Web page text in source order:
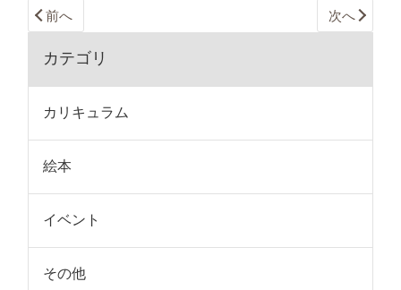
前へ 次へ
カテゴリ
カリキュラム
絵本
イベント
その他